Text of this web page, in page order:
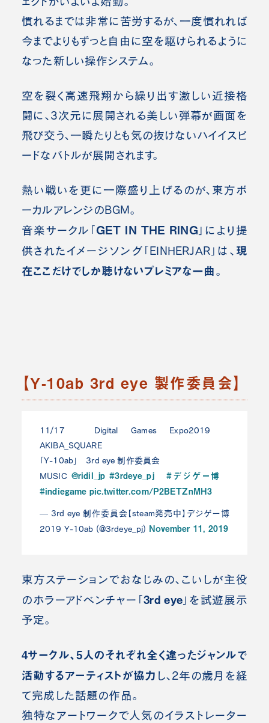
慣れるまでは非常に苦労するが、一度慣れれば
今までよりもずっと自由に空を駆けられるように
なった新しい操作システム。
空を裂く高速飛翔から繰り出す激しい近接格
闘に、3次元に展開される美しい弾幕が画面を
飛び交う、一瞬たりとも気の抜けないハイイスピ
ードなバトルが展開されます。
熱い戦いを更に一際盛り上げるのが、東方ボ
ーカルアレンジのBGM。
音楽サークル「GET IN THE RING 」により提
供されたイメージソング「EINHERJAR」は、 現
在ここだけでしか聴けないプレミアな一曲 。
【Y-10ab 3rd eye 製作委員会】
11/17 Digital Games Expo2019
AKIBA_SQUARE
「Y-10ab」 3rd eye 制作委員会
MUSIC @ridil_jp #3rdeye_pj
#デジゲー博
#indiegame pic.twitter.com/P2BETZnMH3
— 3rd eye 制作委員会【steam発売中】デジゲー博
2019 Y-10ab (@3rdeye_pj) November 11, 2019
東方ステーションでおなじみの、こいしが主役
のホラーアドベンチャー「3rd eye」を試遊展示
予定。
4サークル、5人のそれぞれ全く違ったジャンルで
活動するアーティストが協力 し、2年の歳月を経
て完成した話題の作品。
独特なアートワークで人気のイラストレーター